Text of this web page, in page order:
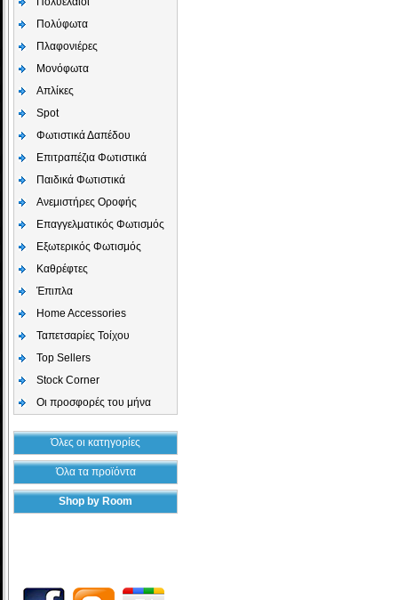
Πολύφωτα
Πλαφονιέρες
Μονόφωτα
Απλίκες
Spot
Φωτιστικά Δαπέδου
Επιτραπέζια Φωτιστικά
Παιδικά Φωτιστικά
Aνεμιστήρες Οροφής
Επαγγελματικός Φωτισμός
Εξωτερικός Φωτισμός
Καθρέφτες
Έπιπλα
Home Accessories
Ταπετσαρίες Τοίχου
Top Sellers
Stock Corner
Οι προσφορές του μήνα
Όλες οι κατηγορίες
Όλα τα προϊόντα
Shop by Room